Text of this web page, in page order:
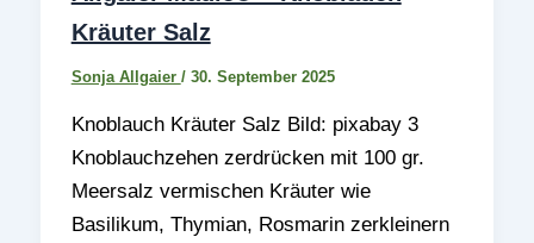
Kräuter Salz
Sonja Allgaier / 30. September 2025
Knoblauch Kräuter Salz Bild: pixabay 3
Knoblauchzehen zerdrücken mit 100 gr.
Meersalz vermischen Kräuter wie
Basilikum, Thymian, Rosmarin zerkleinern